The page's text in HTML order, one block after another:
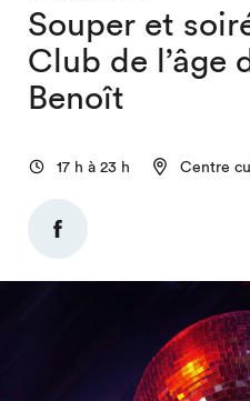
Souper et
Club de l’âge
Benoît
17 h à 23 h Centre